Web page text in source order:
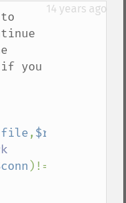
14 years ago
if you
,$remotefile
)!=